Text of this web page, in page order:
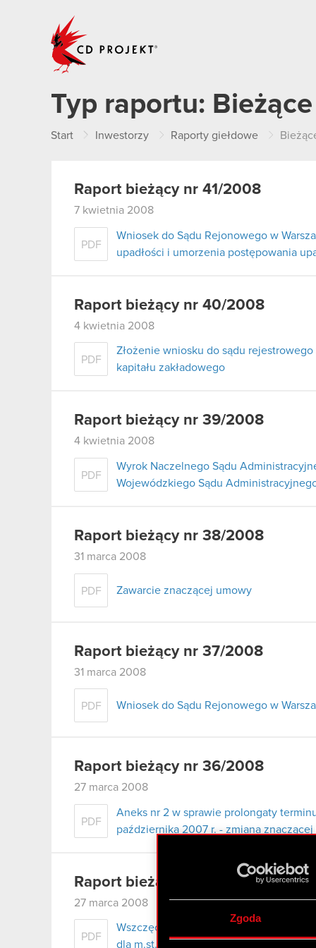
Zgoda
Typ raportu: Bieżące
Start Inwestorzy Raporty giełdowe
Raport bieżący nr 41/2008
7 kwietnia 2008
PDF
Wniosek do Sądu Rejonowego w
upadłości i umorzenia postępowania
Raport bieżący nr 40/2008
4 kwietnia 2008
PDF
Złożenie wniosku do sądu
kapitału zakładowego
Raport bieżący nr 39/2008
4 kwietnia 2008
PDF
Wyrok Naczelnego Sądu
Wojewódzkiego Sądu
Raport bieżący nr 38/2008
31 marca 2008
PDF Zawarcie znaczącej umowy
Raport bieżący nr 37/2008
31 marca 2008
PDF Wniosek do Sądu Rejonowego w
Raport bieżący nr 36/2008
27 marca 2008
PDF
Aneks nr 2 w sprawie prolongaty
października 2007 r. - zmiana
Raport bieżący nr 35/2008
27 marca 2008
PDF
Wszczęcie postępowania
dla m.st. Warszawy i zajęcie rachunku